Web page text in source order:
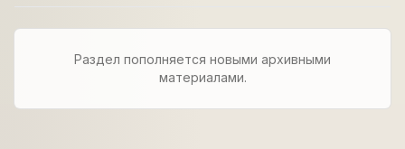
Раздел пополняется новыми архивными
материалами.